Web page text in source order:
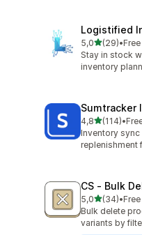
Logistified
5,0/ 5 tähteä
(29)
29 arvostelua
•
Stay in stock
inventory
Sumtracker
4,8/ 5 tähteä
(114)
114 arvostelua
•
Inventory sync
replenishment
CS ‑ Bulk
5,0/ 5 tähteä
(34)
34 arvostelua
•
Bulk delete
variants by